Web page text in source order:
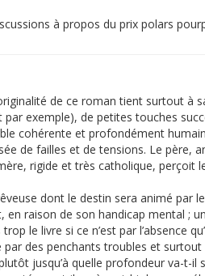
à propos du prix polars
de ce roman tient surtout à
exemple), de petites touches
cohérente et profondément
de failles et de tensions. Le père,
rigide et très catholique, perçoit
dont le destin sera animé par
raison de son handicap mental ;
le livre si ce n’est par l’absence
des penchants troubles et
jusqu’à quelle profondeur va-t-il